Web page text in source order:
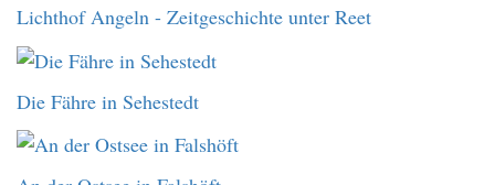
Lichthof Angeln - Zeitgeschichte unter Reet
Die Fähre in Sehestedt